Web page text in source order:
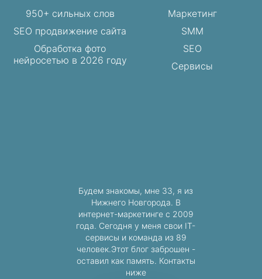
950+ сильных слов
SEO продвижение сайта
Обработка фото
нейросетью в 2026 году
Маркетинг
SMM
SEO
Сервисы
Будем знакомы, мне 33, я из
Нижнего Новгорода. В
интернет-маркетинге с 2009
года. Сегодня у меня свои IT-
сервисы и команда из 89
человек.Этот блог заброшен -
оставил как память. Контакты
ниже